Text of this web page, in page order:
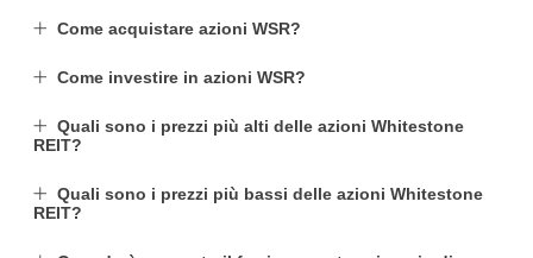
Come acquistare azioni WSR?
Come investire in azioni WSR?
Quali sono i prezzi più alti delle azioni Whitestone
REIT?
Quali sono i prezzi più bassi delle azioni Whitestone
REIT?